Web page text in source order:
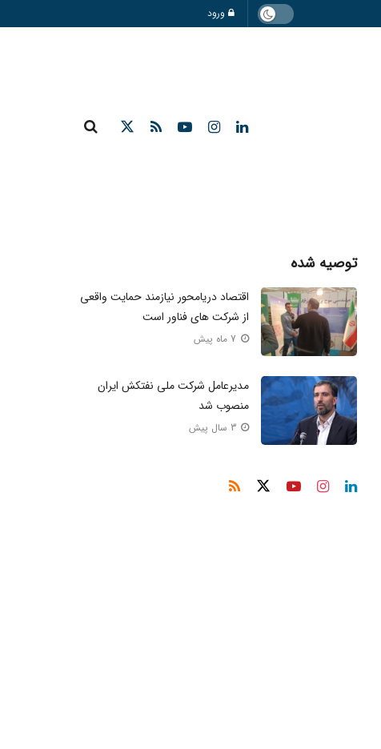
ورود
توصیه شده
اقتصاد دریامحور نیازمند حمایت واقعی
از شرکت‌ های فناور است
مدیرعامل شرکت ملی نفتکش ایران
منصوب شد
3 سال پیش